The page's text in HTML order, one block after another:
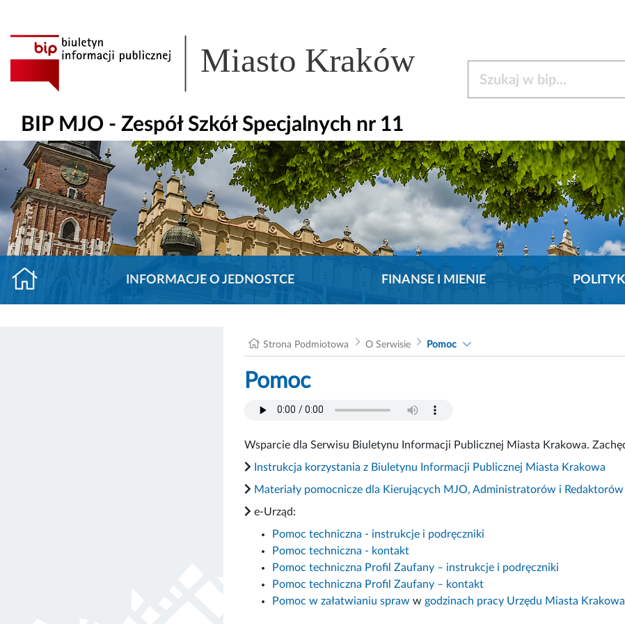
Miasto Kraków
BIP MJO - Zespół Szkół Specjalnych nr 11
INFORMACJE O JEDNOSTCE FINANSE I MIENIE
Strona Podmiotowa O Serwisie Pomoc
Pomoc
Wsparcie dla Serwisu Biuletynu Informacji Publicznej Miasta Krakowa.
Instrukcja korzystania z Biuletynu Informacji Publicznej Miasta Krakowa
Materiały pomocnicze dla Kierujących MJO, Administratorów i
e-Urząd:
Pomoc techniczna - instrukcje i podręczniki
Pomoc techniczna - kontakt
Pomoc techniczna Profil Zaufany – instrukcje i podręczniki
Pomoc techniczna Profil Zaufany – kontakt
Pomoc w załatwianiu spraw w godzinach pracy Urzędu Miasta Krakowa